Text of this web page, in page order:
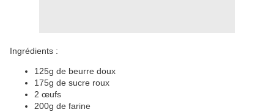
Ingrédients :
125g de beurre doux
175g de sucre roux
2 œufs
200g de farine